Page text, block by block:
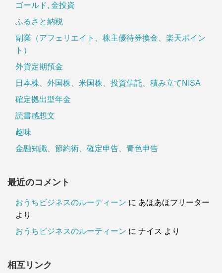
ゴールド, 金投資
ふるさと納税
副業（アフェリエイト、株主優待券換金、楽天ポイン
ト）
外貨定期預金
日本株、外国株、米国株、投資信託、積み立てNISA
確定拠出型年金
読書感想文
趣味
金融知識、節約術、確定申告、青色申告
最近のコメント
おうちビジネスのルーティーン に あほあほフリーター
より
おうちビジネスのルーティーン に ナイス より
相互リンク